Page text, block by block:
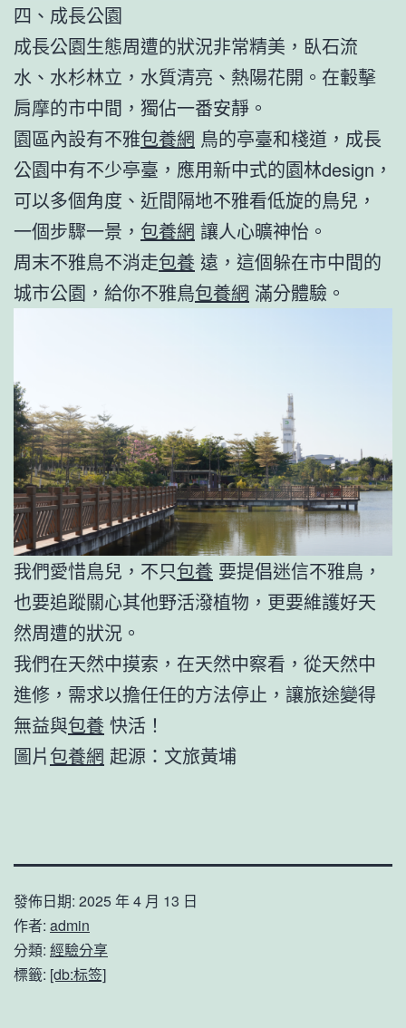
四、成長公園
成長公園生態周遭的狀況非常精美，臥石流
水、水杉林立，水質清亮、熱陽花開。在轂擊
肩摩的市中間，獨佔一番安靜。
園區內設有不雅包養網 鳥的亭臺和棧道，成長
公園中有不少亭臺，應用新中式的園林design，
可以多個角度、近間隔地不雅看低旋的鳥兒，
一個步驟一景， 包養網 讓人心曠神怡。
周末不雅鳥不消走包養 遠，這個躲在市中間的
城市公園，給你不雅鳥包養網 滿分體驗。
我們愛惜鳥兒，不只包養 要提倡迷信不雅鳥，
也要追蹤關心其他野活潑植物，更要維護好天
然周遭的狀況。
我們在天然中摸索，在天然中察看，從天然中
進修，需求以擔任任的方法停止，讓旅途變得
無益與包養 快活！
圖片包養網 起源：文旅黃埔
發佈日期: 2025 年 4 月 13 日
作者: admin
分類: 經驗分享
標籤: [db:标签]